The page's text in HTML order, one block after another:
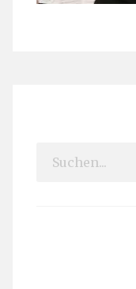
Search